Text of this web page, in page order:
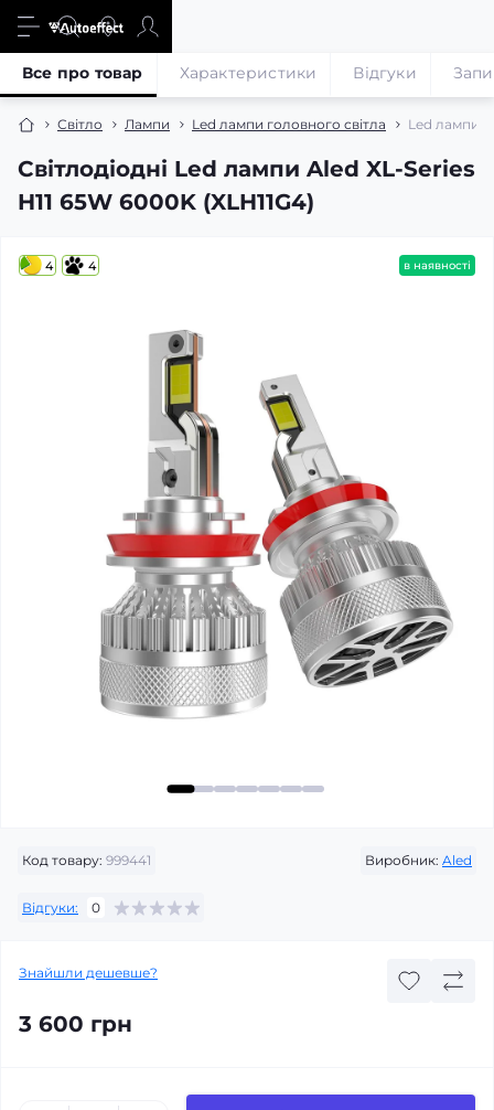
Світло Лампи Led лампи головного світла Led лампи
Світлодіодні Led лампи Aled XL-Series
H11 65W 6000K (XLH11G4)
Все про товар Характеристики Відгуки
4 4 в наявності
Код товару: 999441 Виробник: Aled
Відгуки: 0
Знайшли дешевше?
3 600 грн